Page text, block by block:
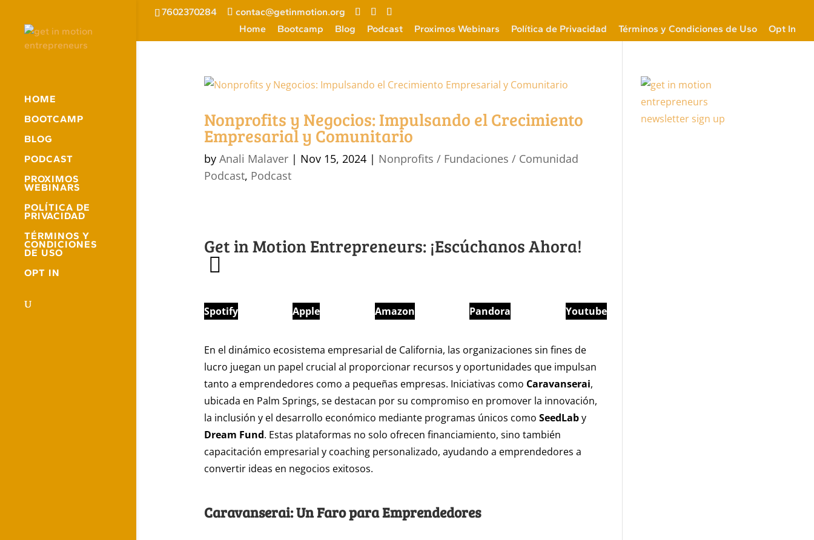
7602370284
contac@getinmotion.org
Home
Bootcamp Blog Podcast Proximos Webinars Política de Privacidad Términos y Condiciones de Uso Opt In
HOME
BOOTCAMP
BLOG
PODCAST
PROXIMOS
WEBINARS
POLÍTICA DE
PRIVACIDAD
TÉRMINOS Y
CONDICIONES
DE USO
OPT IN
Nonprofits y Negocios: Impulsando el Crecimiento
Empresarial y Comunitario
by Anali Malaver| Nov 15, 2024| Nonprofits / Fundaciones / Comunidad
Podcast, Podcast
Get in Motion Entrepreneurs: ¡Escúchanos Ahora!
Spotify Apple Amazon Pandora Youtube
En el dinámico ecosistema empresarial de California, las organizaciones sin fines de
lucro juegan un papel crucial al proporcionar recursos y oportunidades que impulsan
tanto a emprendedores como a pequeñas empresas. Iniciativas como Caravanserai,
ubicada en Palm Springs, se destacan por su compromiso en promover la innovación,
la inclusión y el desarrollo económico mediante programas únicos como SeedLaby
Dream Fund. Estas plataformas no solo ofrecen financiamiento, sino también
capacitación empresarial y coaching personalizado, ayudando a emprendedores a
convertir ideas en negocios exitosos.
Caravanserai: Un Faro para Emprendedores